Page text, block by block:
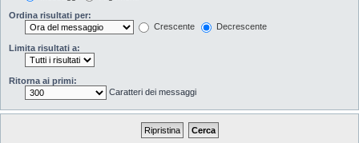
Ordina risultati per:
Crescente
Decrescente
Limita risultati a:
Ritorna ai primi:
Caratteri dei messaggi